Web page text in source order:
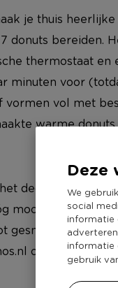
Deze
We
social
informatie
informatie
gebruik
je thuis
donuts bereiden.
thermostaat
minuten voor
vormen vol met
warme donuts
decoreren.
mooier en
gesmolten
of kom langs